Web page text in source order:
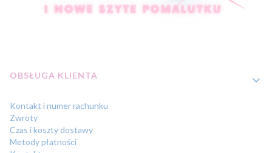
Linki w stopce
OBSŁUGA KLIENTA
Kontakt i numer rachunku
Zwroty
Czas i koszty dostawy
Metody płatności